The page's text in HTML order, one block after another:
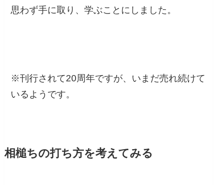
思わず手に取り、学ぶことにしました。
※刊行されて20周年ですが、いまだ売れ続けて
いるようです。
相槌ちの打ち方を考えてみる